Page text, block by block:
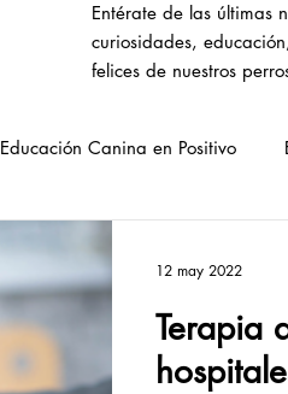
Entérate de las últimas
curiosidades,
felices de nuestros
Educación Canina en Positivo
Terapia
12 may 2022